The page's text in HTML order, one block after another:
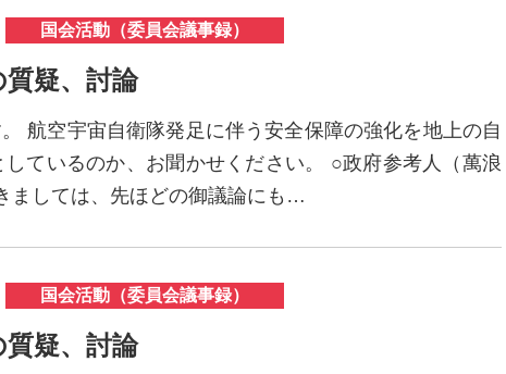
国会活動（委員会議事録）
疑、討論
航空宇宙自衛隊発足に伴う安全保障の強化を地上の自
ているのか、お聞かせください。 ○政府参考人（萬浪
ましては、先ほどの御議論にも…
国会活動（委員会議事録）
疑、討論